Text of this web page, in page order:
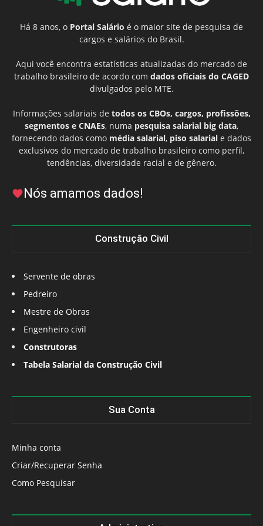
Há 8 anos, o Portal Salário é o maior site de pesquisa de
cargos e salários do Brasil.
Aqui você encontra estatísticas atualizadas do mercado de
trabalho brasileiro de acordo com dados oficiais do CAGED
divulgados pelo MTE.
Informações salariais de todos os CBOs, cargos, profissões,
segmentos e CNAEs, numa pesquisa salarial big data,
fornecendo dados como média salarial, piso salarial e dados
exclusivos do mercado de trabalho brasileiro como perfil,
tendências, diversidade racial e de gênero.
Nós amamos dados!
Construção Civil
Servente de obras
Pedreiro
Mestre de Obras
Engenheiro civil
Construtoras
Tabela Salarial da Construção Civil
Sua Conta
Minha conta
Criar/Recuperar Senha
Como Pesquisar